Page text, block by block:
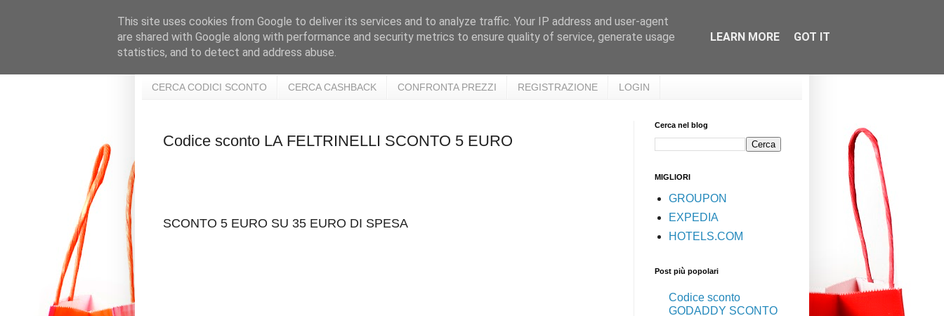
CERCA CODICI SCONTO CERCA CASHBACK CONFRONTA PREZZI REGISTRAZIONE LOGIN
Codice sconto LA FELTRINELLI SCONTO 5 EURO
SCONTO 5 EURO SU 35 EURO DI SPESA
Cerca nel blog
MIGLIORI
GROUPON
EXPEDIA
HOTELS.COM
Post più popolari
Codice sconto
GODADDY SCONTO
This site uses cookies from Google to deliver its services and to analyze traffic. Your IP address and user-agent
are shared with Google along with performance and security metrics to ensure quality of service, generate usage
statistics, and to detect and address abuse.
LEARN MORE GOT IT